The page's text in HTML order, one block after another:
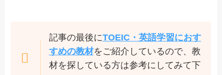
記事の最後にTOEIC・英語学習におす
すめの教材をご紹介しているので、教
材を探している方は参考にしてみて下